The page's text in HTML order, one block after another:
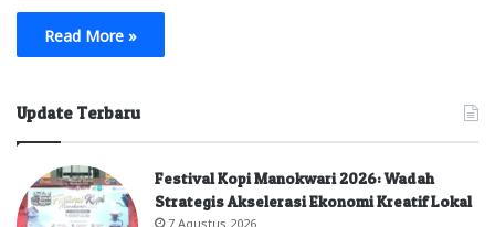
Read More »
Update Terbaru
Festival Kopi Manokwari 2026: Wadah
Strategis Akselerasi Ekonomi Kreatif Lokal
7 Agustus 2026